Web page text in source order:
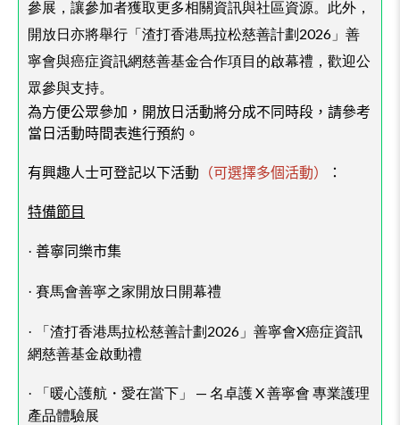
參展，讓參加者獲取更多相關資訊與社區資源。此外，
開放日亦將舉行「渣打香港馬拉松慈善計劃2026」善
寧會與癌症資訊網慈善基金合作項目的啟幕禮，歡迎公
眾參與支持。
為方便公眾參加，開放日活動將分成不同時段，請參考
當日活動時間表進行預約。
有興趣人士可登記以下活動 （可選擇多個活動） ：
特備節目
· 善寧同樂市集
· 賽馬會善寧之家開放日開幕禮
·
「渣打香港馬拉松慈善計劃2026」善寧會X癌症資訊
網慈善基金啟動禮
·
「暖心護航・愛在當下」 — 名卓護 X 善寧會 專業護理
產品體驗展